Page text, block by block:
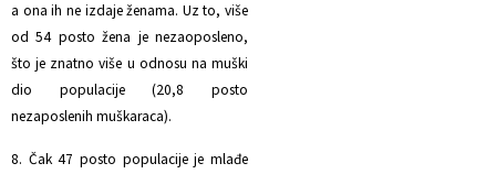
a ona ih ne izdaje ženama. Uz to, više
od 54 posto žena je nezaoposleno,
što je znatno više u odnosu na muški
dio populacije (20,8 posto
nezaposlenih muškaraca).
8. Čak 47 posto populacije je mlađe